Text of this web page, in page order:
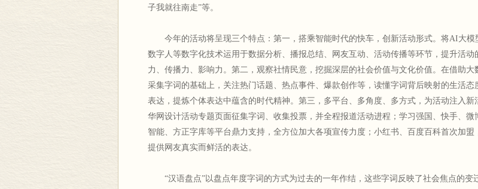
子我就往南走”等。
今年的活动将呈现三个特点：第一，搭乘智能时代的快车，创新活动形式。将AI大模
数字人等数字化技术运用于数据分析、播报总结、网友互动、活动传播等环节，提升活动
力、传播力、影响力。第二，观察社情民意，挖掘深层的社会价值与文化价值。在借助大
采集字词的基础上，关注热门话题、热点事件、爆款创作等，读懂字词背后映射的生活态
表达，提炼个体表达中蕴含的时代精神。第三，多平台、多角度、多方式，为活动注入新
华网设计活动专题页面征集字词、收集投票，并全程报道活动进程；学习强国、快手、微
智能、方正字库等平台鼎力支持，全方位加大各项宣传力度；小红书、百度百科首次加盟
提供网友真实而鲜活的表达。
“汉语盘点”以盘点年度字词的方式为过去的一年作结，这些字词反映了社会焦点的变